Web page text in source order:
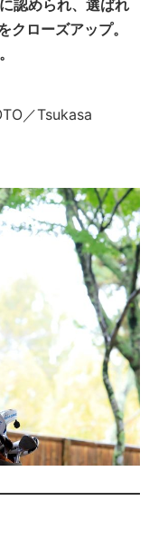
認められ、選ばれ
クローズアップ。
／Tsukasa